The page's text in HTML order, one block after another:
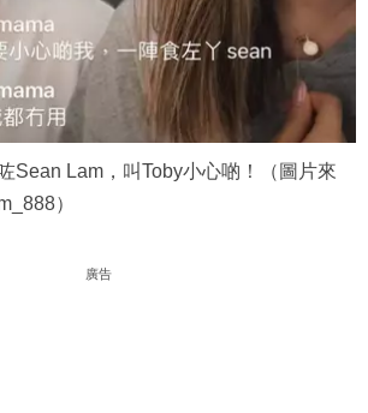
Sean Lam，叫Toby小心啲！（圖片來
）
廣告